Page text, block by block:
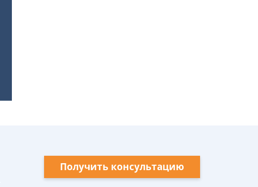
Получить консультацию